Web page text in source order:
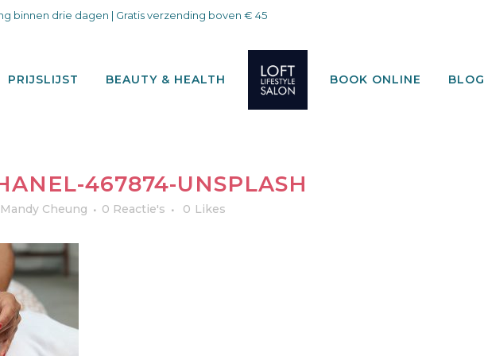
binnen drie dagen | Gratis verzending boven € 45
PRIJSLIJST BEAUTY & HEALTH BOOK ONLINE BLOG
467874-UNSPLASH
Mandy Cheung 0 Reactie's 0 Likes